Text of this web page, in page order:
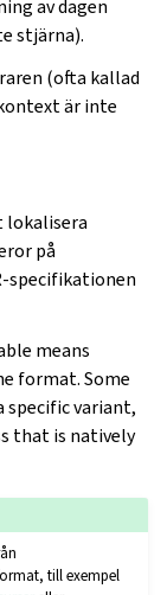
av dagen
stjärna).
(ofta kallad
är inte
lokalisera
på
specifikationen
means
format. Some
specific variant,
that is natively
till exempel